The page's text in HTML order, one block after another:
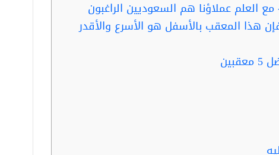
العلم عملاؤنا هم السعوديين الراغبون
هذا المعقب بالأسفل هو الأسرع والأقدر